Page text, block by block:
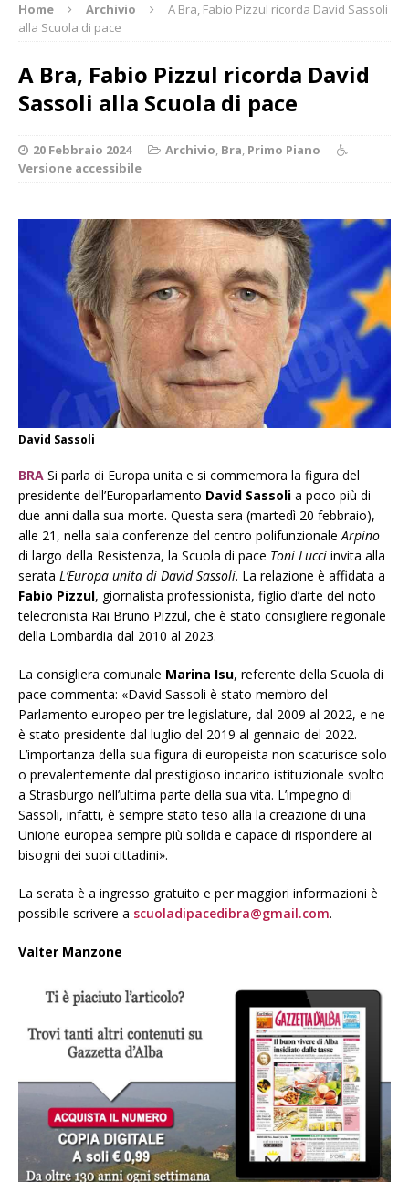
Home Archivio
A Bra, Fabio Pizzul ricorda David Sassoli
alla Scuola di pace
A Bra, Fabio Pizzul ricorda David
Sassoli alla Scuola di pace
20 Febbraio 2024 Archivio, Bra, Primo Piano
Versione accessibile
David Sassoli
BRA Si parla di Europa unita e si commemora la figura del
presidente dell’Europarlamento David Sassoli a poco più di
due anni dalla sua morte. Questa sera (martedì 20 febbraio),
alle 21, nella sala conferenze del centro polifunzionaleArpino
di largo della Resistenza, la Scuola di pace Toni Lucci invita alla
serata L’Europa unita di David Sassoli. La relazione è affidata a
Fabio Pizzul, giornalista professionista, figlio d’arte del noto
telecronista Rai Bruno Pizzul, che è stato consigliere regionale
della Lombardia dal 2010 al 2023.
La consigliera comunale Marina Isu, referente della Scuola di
pace commenta: «David Sassoli è stato membro del
Parlamento europeo per tre legislature, dal 2009 al 2022, e ne
è stato presidente dal luglio del 2019 al gennaio del 2022.
L’importanza della sua figura di europeista non scaturisce solo
o prevalentemente dal prestigioso incarico istituzionale svolto
a Strasburgo nell’ultima parte della sua vita. L’impegno di
Sassoli, infatti, è sempre stato teso alla la creazione di una
Unione europea sempre più solida e capace di rispondere ai
bisogni dei suoi cittadini».
La serata è a ingresso gratuito e per maggiori informazioni è
possibile scrivere a scuoladipacedibra@gmail.com.
Valter Manzone